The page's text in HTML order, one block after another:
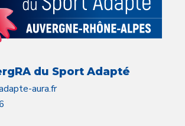
du Sport Adapté
aura.fr